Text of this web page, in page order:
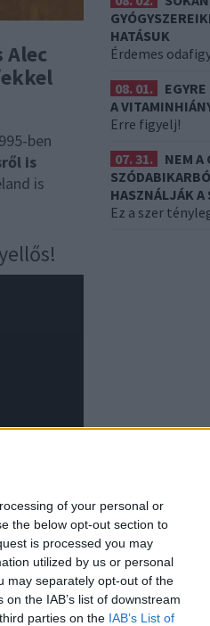
of your personal or
the below opt-out section to
is processed you may
utilized by us or personal
may separately opt-out of the
the IAB’s list of downstream
parties on the IAB’s List of
Alec
ben
is
is
HATÁSUK
Érdemes
08. 01.
A
Erre figyelj!
07. 31.
NEM A
HASZNÁLJÁK A
Ez a szer